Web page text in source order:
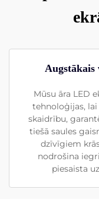
Augstākais
Mūsu āra LED
tehnoloģijas,
skaidrību,
tiešā saules
dzīvīgiem
nodrošina
piesaista